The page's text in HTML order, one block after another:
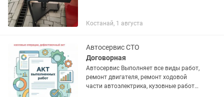
Костанай, 1 августа
Автосервис СТО
Договорная
Автосервис Выполняет все виды работ,
ремонт двигателя, ремонт ходовой
части автоэлектрика, кузовные работы,